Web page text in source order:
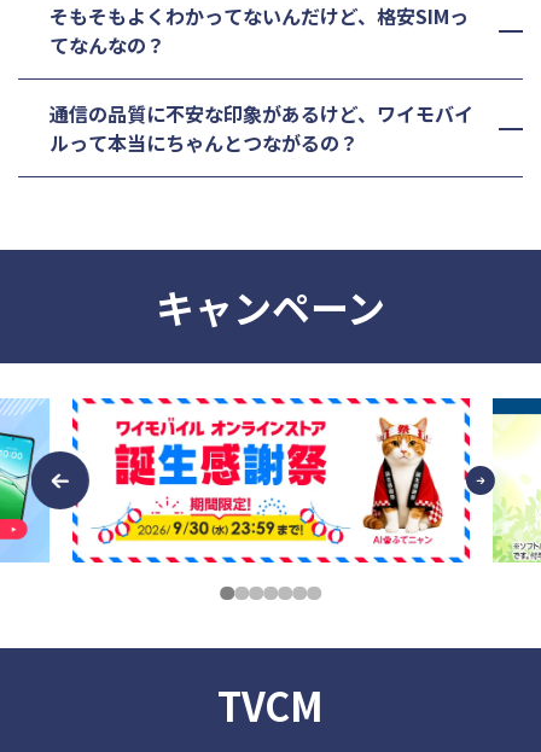
そもそもよくわかってないんだけど、格安SIMっ
てなんなの？
通信の品質に不安な印象があるけど、ワイモバイ
ルって本当にちゃんとつながるの？
キャンペーン
Previ
ous
Next
TVCM